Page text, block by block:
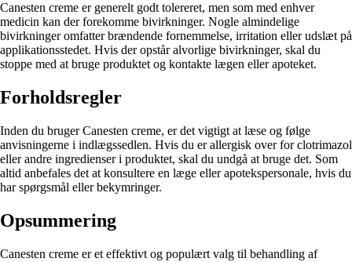
Canesten creme er generelt godt tolereret, men som med enhver
medicin kan der forekomme bivirkninger. Nogle almindelige
bivirkninger omfatter brændende fornemmelse, irritation eller udslæt på
applikationsstedet. Hvis der opstår alvorlige bivirkninger, skal du
stoppe med at bruge produktet og kontakte lægen eller apoteket.
Forholdsregler
Inden du bruger Canesten creme, er det vigtigt at læse og følge
anvisningerne i indlægssedlen. Hvis du er allergisk over for clotrimazol
eller andre ingredienser i produktet, skal du undgå at bruge det. Som
altid anbefales det at konsultere en læge eller apotekspersonale, hvis du
har spørgsmål eller bekymringer.
Opsummering
Canesten creme er et effektivt og populært valg til behandling af